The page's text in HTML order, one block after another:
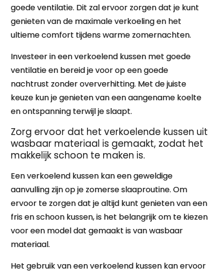
goede ventilatie. Dit zal ervoor zorgen dat je kunt
genieten van de maximale verkoeling en het
ultieme comfort tijdens warme zomernachten.
Investeer in een verkoelend kussen met goede
ventilatie en bereid je voor op een goede
nachtrust zonder oververhitting. Met de juiste
keuze kun je genieten van een aangename koelte
en ontspanning terwijl je slaapt.
Zorg ervoor dat het verkoelende kussen uit
wasbaar materiaal is gemaakt, zodat het
makkelijk schoon te maken is.
Een verkoelend kussen kan een geweldige
aanvulling zijn op je zomerse slaaproutine. Om
ervoor te zorgen dat je altijd kunt genieten van een
fris en schoon kussen, is het belangrijk om te kiezen
voor een model dat gemaakt is van wasbaar
materiaal.
Het gebruik van een verkoelend kussen kan ervoor